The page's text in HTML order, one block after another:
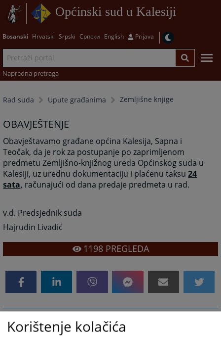
Općinski sud u Kalesiji
Bosanski Hrvatski Srpski Српски English Prijava
Napredna pretraga
Rad suda Upute građanima Zemljišne knjige
OBAVJEŠTENJE
Obavještavamo građane općina Kalesija, Sapna i
Teočak, da je rok za postupanje po zaprimljenom
predmetu Zemljišno-knjižnog ureda Općinskog suda u
Kalesiji, uz urednu dokumentaciju i plaćenu taksu24
sata, računajući od dana predaje predmeta u rad.
v.d. Predsjednik suda
Hajrudin Livadić
1198PREGLEDA
Zemljišne knjige
Korištenje kolačića